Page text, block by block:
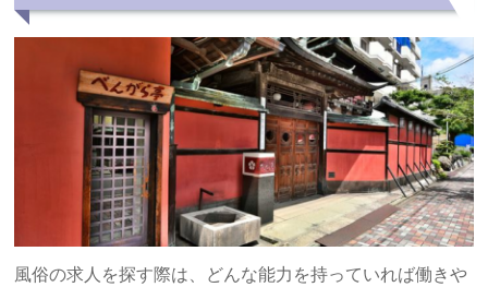
風俗の求人を探す際は、どんな能力を持っていれば働きや